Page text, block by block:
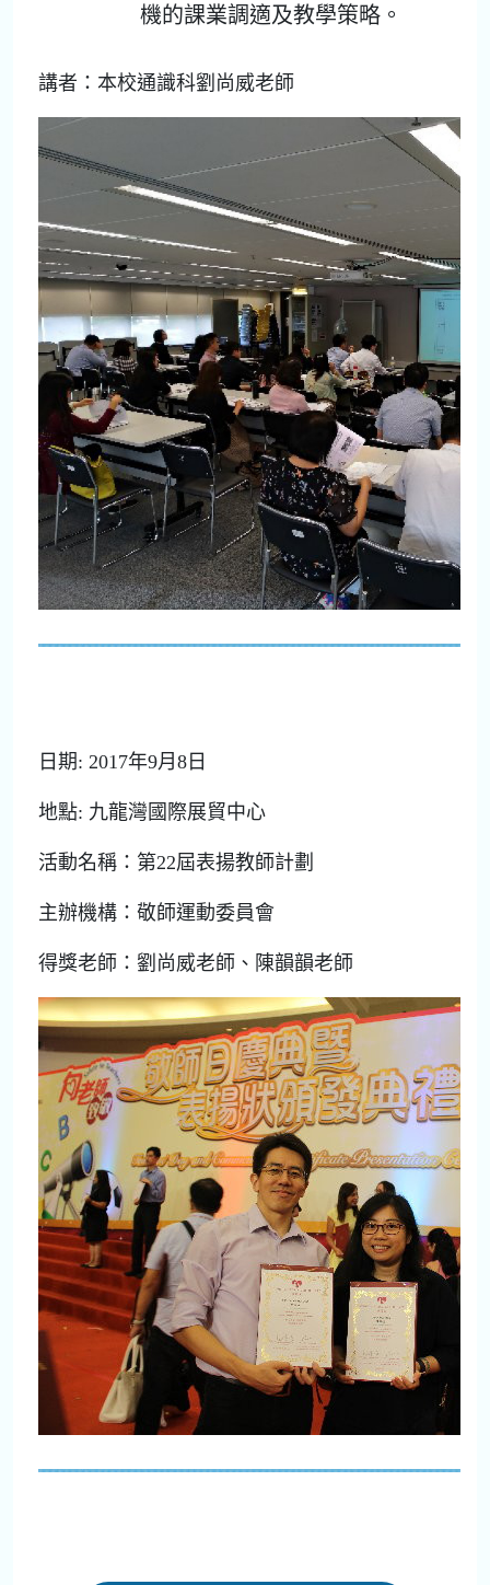
機的課業調適及教學策略。
講者：本校通識科劉尚威老師
日期: 2017年9月8日
地點: 九龍灣國際展貿中心
活動名稱：第22屆表揚教師計劃
主辦機構：敬師運動委員會
得獎老師：劉尚威老師、陳韻韻老師